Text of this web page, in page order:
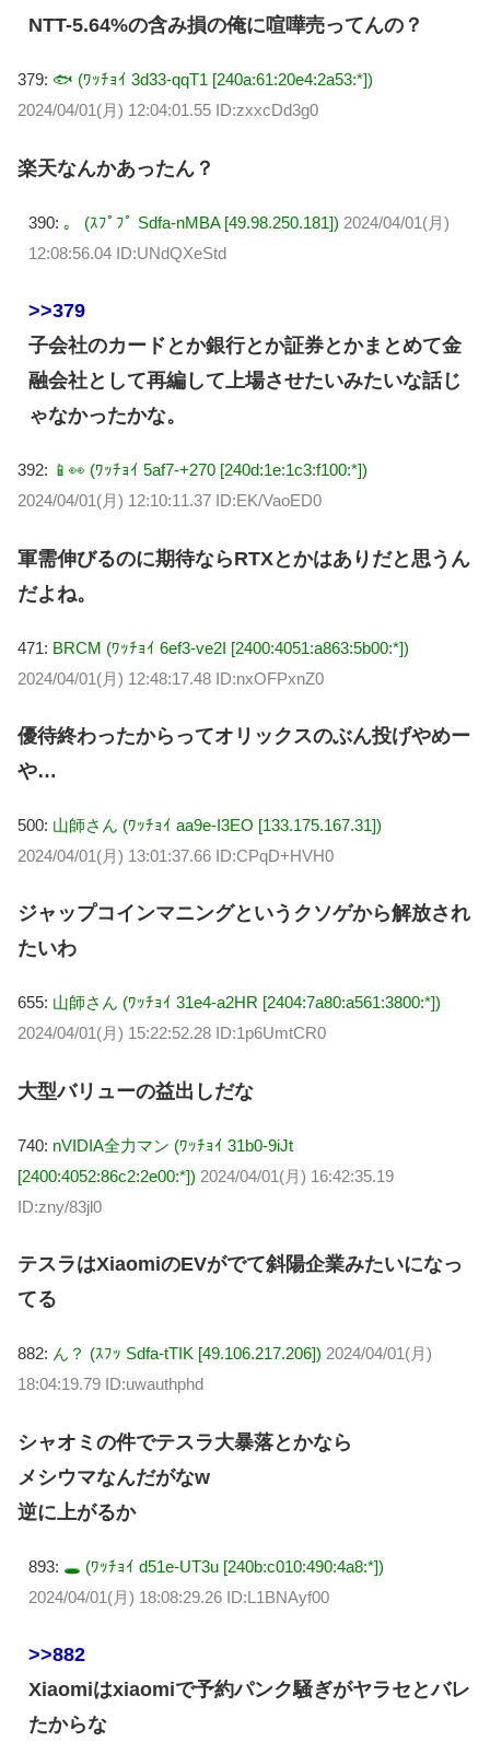
NTT-5.64%の含み損の俺に喧嘩売ってんの？
379: 🐟 (ﾜｯﾁｮｲ 3d33-qqT1 [240a:61:20e4:2a53:*])
2024/04/01(月) 12:04:01.55 ID:zxxcDd3g0
楽天なんかあったん？
390: 。 (ｽﾌﾟﾌﾟ Sdfa-nMBA [49.98.250.181]) 2024/04/01(月)
12:08:56.04 ID:UNdQXeStd
>>379
子会社のカードとか銀行とか証券とかまとめて金
融会社として再編して上場させたいみたいな話じ
ゃなかったかな。
392: 📱👀 (ﾜｯﾁｮｲ 5af7-+270 [240d:1e:1c3:f100:*])
2024/04/01(月) 12:10:11.37 ID:EK/VaoED0
軍需伸びるのに期待ならRTXとかはありだと思うん
だよね。
471: BRCM (ﾜｯﾁｮｲ 6ef3-ve2I [2400:4051:a863:5b00:*])
2024/04/01(月) 12:48:17.48 ID:nxOFPxnZ0
優待終わったからってオリックスのぶん投げやめー
や…
500: 山師さん (ﾜｯﾁｮｲ aa9e-I3EO [133.175.167.31])
2024/04/01(月) 13:01:37.66 ID:CPqD+HVH0
ジャップコインマニングというクソゲから解放され
たいわ
655: 山師さん (ﾜｯﾁｮｲ 31e4-a2HR [2404:7a80:a561:3800:*])
2024/04/01(月) 15:22:52.28 ID:1p6UmtCR0
大型バリューの益出しだな
740: nVIDIA全力マン (ﾜｯﾁｮｲ 31b0-9iJt
[2400:4052:86c2:2e00:*]) 2024/04/01(月) 16:42:35.19
ID:zny/83jl0
テスラはXiaomiのEVがでて斜陽企業みたいになっ
てる
882: ん？ (ｽﾌｯ Sdfa-tTIK [49.106.217.206]) 2024/04/01(月)
18:04:19.79 ID:uwauthphd
シャオミの件でテスラ大暴落とかなら
メシウマなんだがなw
逆に上がるか
893: 🕳 (ﾜｯﾁｮｲ d51e-UT3u [240b:c010:490:4a8:*])
2024/04/01(月) 18:08:29.26 ID:L1BNAyf00
>>882
Xiaomiはxiaomiで予約パンク騒ぎがヤラセとバレ
たからな